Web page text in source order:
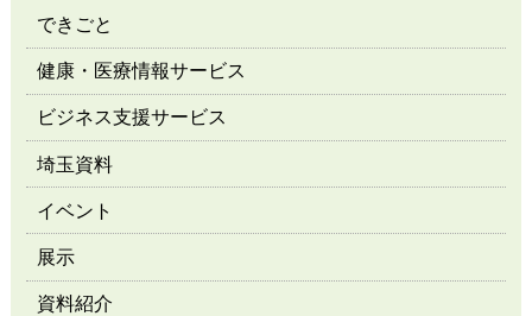
できごと
健康・医療情報サービス
ビジネス支援サービス
埼玉資料
イベント
展示
資料紹介